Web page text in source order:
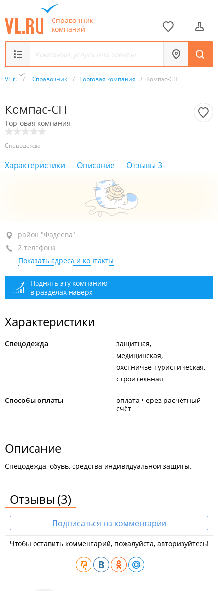
Справочник
компаний
VL.ru / Справочник / Торговая компания / Компас-СП
Компас-СП
Торговая компания
Спецодежда
Характеристики Описание Отзывы 3
район "Фадеева", ул. Фадеева, 45А
+7 (423) 264-14-09
+7 (423) 264-16-35
открыто: 09:00–17:00
район "Фадеева"
2 телефона
Показать адреса и контакты
Поднять эту компанию
в разделах наверх
Характеристики
Спецодежда
защитная
медицинская
охотничье-туристическая
строительная
Способы оплаты
оплата через расчётный
счёт
Описание
Спецодежда, обувь, средства индивидуальной защиты.
Отзывы (3)
Подписаться на комментарии
Чтобы оставить комментарий, пожалуйста, авторизуйтесь!